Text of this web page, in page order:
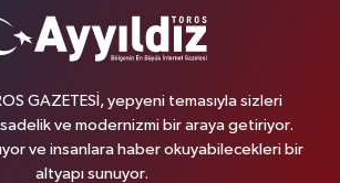
GAZETESİ, yepyeni temasıyla sizleri
ve modernizmi bir araya getiriyor.
ve insanlara haber okuyabilecekleri bir
altyapı sunuyor.